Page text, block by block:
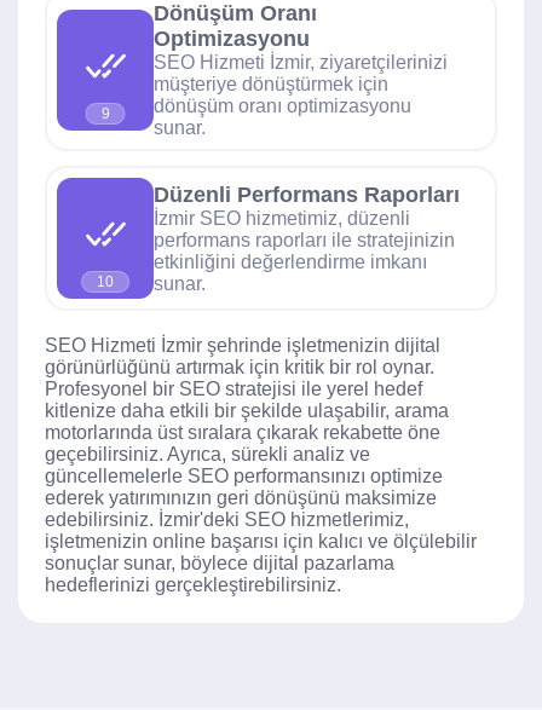
9
Dönüşüm Oranı
Optimizasyonu
SEO Hizmeti İzmir, ziyaretçilerinizi
müşteriye dönüştürmek için
dönüşüm oranı optimizasyonu
sunar.
10
Düzenli Performans Raporları
İzmir SEO hizmetimiz, düzenli
performans raporları ile stratejinizin
etkinliğini değerlendirme imkanı
sunar.
SEO Hizmeti İzmir şehrinde işletmenizin dijital
görünürlüğünü artırmak için kritik bir rol oynar.
Profesyonel bir SEO stratejisi ile yerel hedef
kitlenize daha etkili bir şekilde ulaşabilir, arama
motorlarında üst sıralara çıkarak rekabette öne
geçebilirsiniz. Ayrıca, sürekli analiz ve
güncellemelerle SEO performansınızı optimize
ederek yatırımınızın geri dönüşünü maksimize
edebilirsiniz. İzmir'deki SEO hizmetlerimiz,
işletmenizin online başarısı için kalıcı ve ölçülebilir
sonuçlar sunar, böylece dijital pazarlama
hedeflerinizi gerçekleştirebilirsiniz.